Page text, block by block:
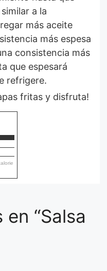
a la
más aceite
más espesa
consistencia más
que espesará
refrigere.
fritas y disfruta!
“Salsa